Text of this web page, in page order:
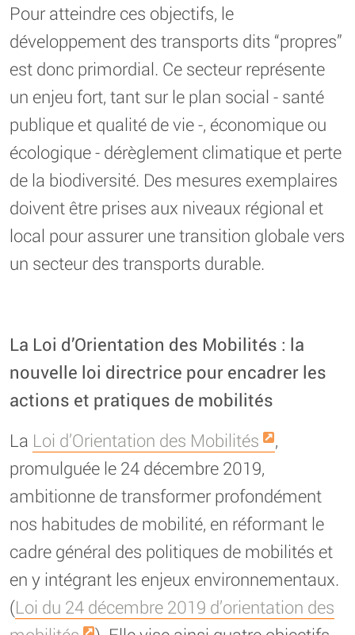
Pour atteindre ces objectifs, le
développement des transports dits “propres”
est donc primordial. Ce secteur représente
un enjeu fort, tant sur le plan social - santé
publique et qualité de vie -, économique ou
écologique - dérèglement climatique et perte
de la biodiversité. Des mesures exemplaires
doivent être prises aux niveaux régional et
local pour assurer une transition globale vers
un secteur des transports durable.
La Loi d’Orientation des Mobilités : la
nouvelle loi directrice pour encadrer les
actions et pratiques de mobilités
La Loi d’Orientation des Mobilités
,
promulguée le 24 décembre 2019,
ambitionne de transformer profondément
nos habitudes de mobilité, en réformant le
cadre général des politiques de mobilités et
en y intégrant les enjeux environnementaux.
(Loi du 24 décembre 2019 d’orientation des